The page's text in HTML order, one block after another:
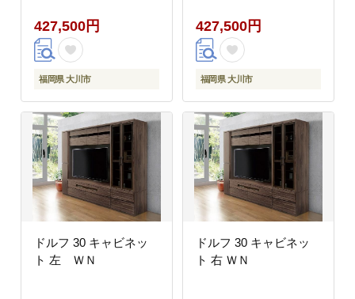
427,500円
福岡県 大川市
427,500円
福岡県 大川市
ドルフ 30 キャビネッ
ト 左 ＷＮ
ドルフ 30 キャビネッ
ト 右 ＷＮ